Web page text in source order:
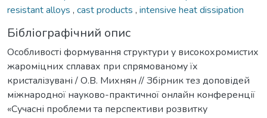
resistant alloys , cast products , intensive heat dissipation
Бібліографічний опис
Особливості формування структури у високохромистих
жароміцних сплавах при спрямованому їх
кристалізувані / О.В. Михнян // Збірник тез доповідей
міжнародної науково-практичної онлайн конференції
«Сучасні проблеми та перспективи розвитку